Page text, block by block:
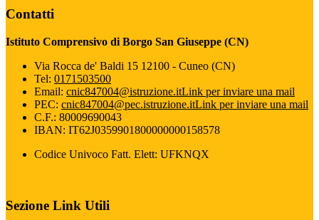
Contatti
Istituto Comprensivo di Borgo San Giuseppe (CN)
Via Rocca de' Baldi 15 12100 - Cuneo (CN)
Tel: 0171503500
Email: cnic847004@istruzione.itLink per inviare una mail
PEC: cnic847004@pec.istruzione.itLink per inviare una mail
C.F.: 80009690043
IBAN: IT62J0359901800000000158578
Codice Univoco Fatt. Elett: UFKNQX
Sezione Link Utili